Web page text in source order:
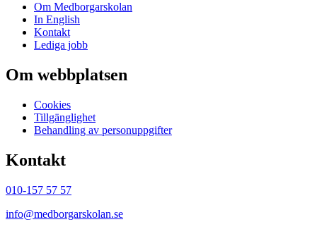
Om Medborgarskolan
In English
Kontakt
Lediga jobb
Om webbplatsen
Cookies
Tillgänglighet
Behandling av personuppgifter
Kontakt
010-157 57 57
info@medborgarskolan.se